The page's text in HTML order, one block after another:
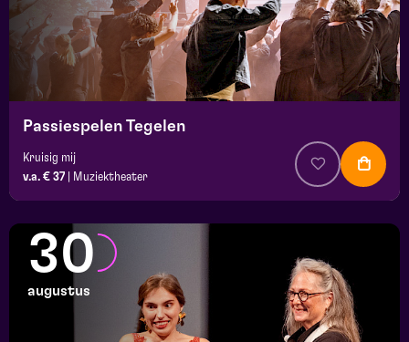
Passiespelen Tegelen
Kruisig mij
v.a. € 37
Muziektheater
30
augustus